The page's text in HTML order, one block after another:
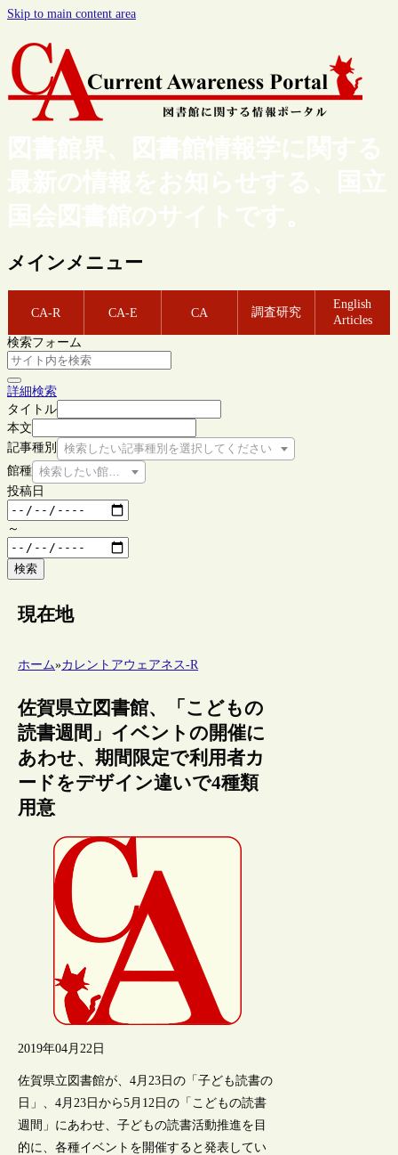
Skip to main content area
図書館界、図書館情報学に関する
最新の情報をお知らせする、国立
国会図書館のサイトです。
メインメニュー
CA-R CA-E CA 調査研究
English
Articles
検索フォーム
詳細検索
タイトル
本文
記事種別
検索したい記事種別を選択してください
館種 検索したい館種を選択してください
投稿日
～
検索
現在地
ホーム»カレントアウェアネス-R
佐賀県立図書館、「こどもの
読書週間」イベントの開催に
あわせ、期間限定で利用者カ
ードをデザイン違いで4種類
用意
2019年04月22日
佐賀県立図書館が、4月23日の「子ども読書の
日」、4月23日から5月12日の「こどもの読書
週間」にあわせ、子どもの読書活動推進を目
的に、各種イベントを開催すると発表してい